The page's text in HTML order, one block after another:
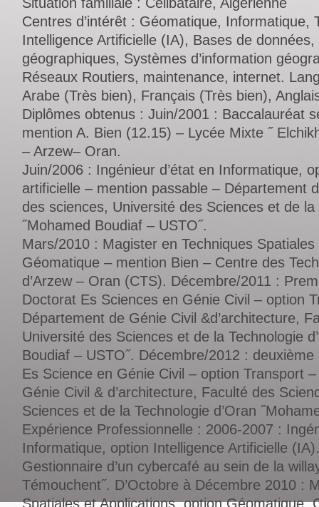
Centres d’intérêt : Géomatique, Informatique,
Intelligence Artificielle (IA), Bases de
géographiques, Systèmes d’information
Réseaux Routiers, maintenance, internet.
Arabe (Très bien), Français (Très bien),
Diplômes obtenus : Juin/2001 : Baccalauréat
mention A. Bien (12.15) – Lycée Mixte ˝
– Arzew– Oran.
Juin/2006 : Ingénieur d’état en Informatique,
artificielle – mention passable – Département
des sciences, Université des Sciences et de la
˝Mohamed Boudiaf – USTO˝.
Mars/2010 : Magister en Techniques
Géomatique – mention Bien – Centre des
d’Arzew – Oran (CTS). Décembre/2011 :
Doctorat Es Sciences en Génie Civil – option
Département de Génie Civil &d’architecture,
Université des Sciences et de la Technologie
Boudiaf – USTO˝. Décembre/2012 :
Es Science en Génie Civil – option Transport
Génie Civil & d’architecture, Faculté des
Sciences et de la Technologie d’Oran
Expérience Professionnelle : 2006-2007 :
Informatique, option Intelligence Artificielle (IA).
Gestionnaire d’un cybercafé au sein de la
Témouchent˝. D’Octobre à Décembre 2010 :
Spatiales et Applications, option Géomatique.